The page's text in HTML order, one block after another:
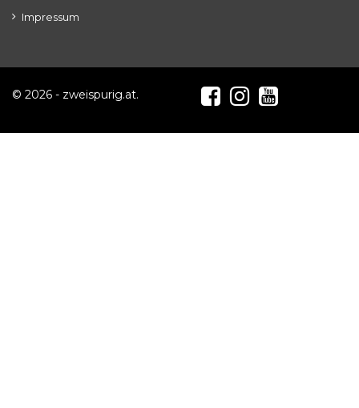
Impressum
© 2026 - zweispurig.at.